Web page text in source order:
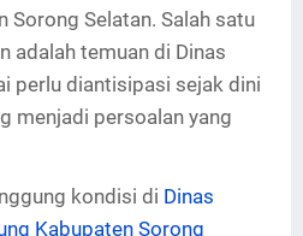
Sorong Selatan. Salah satu
adalah temuan di Dinas
perlu diantisipasi sejak dini
menjadi persoalan yang
kondisi di Dinas
Kabupaten Sorong